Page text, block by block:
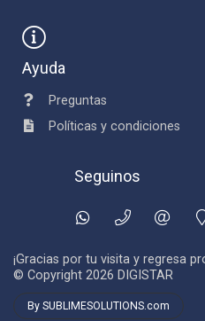
Ayuda
Preguntas
Políticas y condiciones
Seguinos
¡Gracias por tu visita y regresa
© Copyright 2026 DIGISTAR
By SUBLIMESOLUTIONS.com